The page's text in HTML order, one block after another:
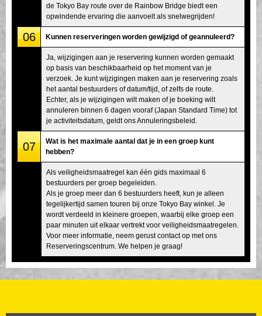
de Tokyo Bay route over de Rainbow Bridge biedt een
opwindende ervaring die aanvoelt als snelwegrijden!
06 Kunnen reserveringen worden gewijzigd of geannuleerd?
Ja, wijzigingen aan je reservering kunnen worden gemaakt
op basis van beschikbaarheid op het moment van je
verzoek. Je kunt wijzigingen maken aan je reservering zoals
het aantal bestuurders of datum/tijd, of zelfs de route.
Echter, als je wijzigingen wilt maken of je boeking wilt
annuleren binnen 6 dagen vooraf (Japan Standard Time) tot
je activiteitsdatum, geldt ons Annuleringsbeleid.
07
Wat is het maximale aantal dat je in een groep kunt
hebben?
Als veiligheidsmaatregel kan één gids maximaal 6
bestuurders per groep begeleiden.
Als je groep meer dan 6 bestuurders heeft, kun je alleen
tegelijkertijd samen touren bij onze Tokyo Bay winkel. Je
wordt verdeeld in kleinere groepen, waarbij elke groep een
paar minuten uit elkaar vertrekt voor veiligheidsmaatregelen.
Voor meer informatie, neem gerust contact op met ons
Reserveringscentrum. We helpen je graag!